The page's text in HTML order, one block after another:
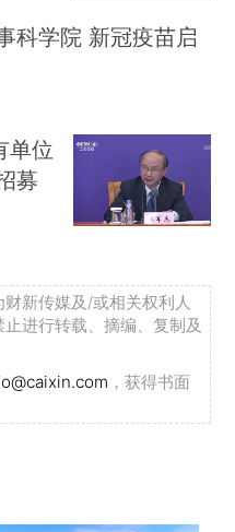
科学院 新冠疫苗启
单位
募
新传媒及/或相关权利人
进行转载、摘编、复制及
，获得书面